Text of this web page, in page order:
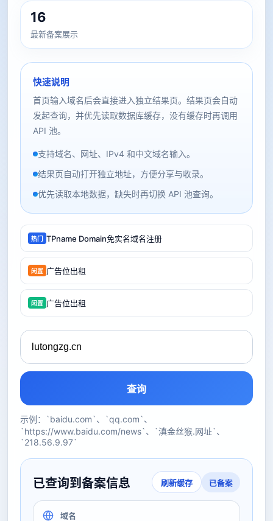
16
最新备案展示
快速说明
首页输入域名后会直接进入独立结果页。结果页会自动
发起查询，并优先读取数据库缓存，没有缓存时再调用
API 池。
支持域名、网址、IPv4 和中文域名输入。
结果页自动打开独立地址，方便分享与收录。
优先读取本地数据，缺失时再切换 API 池查询。
热门 TPname Domain免实名域名注册
闲置 广告位出租
闲置 广告位出租
查询
示例：`baidu.com`、`qq.com`、
`https://www.baidu.com/news`、`滇金丝猴.网址`、
`218.56.9.97`
已查询到备案信息 刷新缓存 已备案
域名